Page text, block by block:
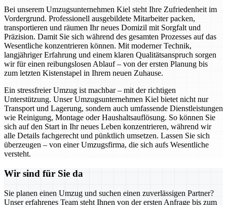
Bei unserem Umzugsunternehmen Kiel steht Ihre Zufriedenheit im
Vordergrund. Professionell ausgebildete Mitarbeiter packen,
transportieren und räumen Ihr neues Domizil mit Sorgfalt und
Präzision. Damit Sie sich während des gesamten Prozesses auf das
Wesentliche konzentrieren können. Mit moderner Technik,
langjähriger Erfahrung und einem klaren Qualitätsanspruch sorgen
wir für einen reibungslosen Ablauf – von der ersten Planung bis
zum letzten Kistenstapel in Ihrem neuen Zuhause.
Ein stressfreier Umzug ist machbar – mit der richtigen
Unterstützung. Unser Umzugsunternehmen Kiel bietet nicht nur
Transport und Lagerung, sondern auch umfassende Dienstleistungen
wie Reinigung, Montage oder Haushaltsauflösung. So können Sie
sich auf den Start in Ihr neues Leben konzentrieren, während wir
alle Details fachgerecht und pünktlich umsetzen. Lassen Sie sich
überzeugen – von einer Umzugsfirma, die sich aufs Wesentliche
versteht.
Wir sind für Sie da
Sie planen einen Umzug und suchen einen zuverlässigen Partner?
Unser erfahrenes Team steht Ihnen von der ersten Anfrage bis zum